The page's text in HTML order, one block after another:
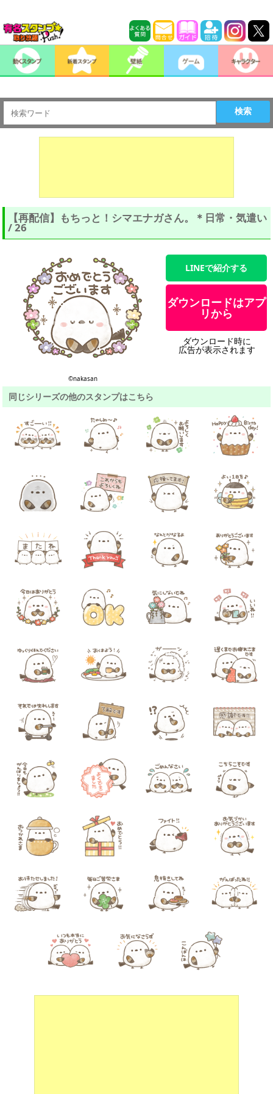
検索
【再配信】もちっと！シマエナガさん。＊日常・気遣い
/ 26
©︎nakasan
LINEで紹介する
ダウンロードはアプ
リから
ダウンロード時に
広告が表示されます
同じシリーズの他のスタンプはこちら